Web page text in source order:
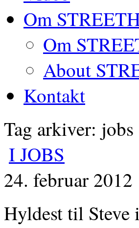
Om
Om
About
Kontakt
Tag arkiver: jobs
I JOBS
24. februar 2012
Hyldest til Steve